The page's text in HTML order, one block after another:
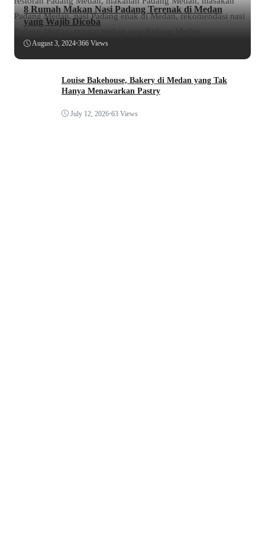
8 Rumah Makan Nasi Padang Terenak di Medan
yang Wajib Dicoba
August 3, 2024•366 Views
Louise Bakehouse, Bakery di Medan yang Tak
Hanya Menawarkan Pastry
July 12, 2026•63 Views